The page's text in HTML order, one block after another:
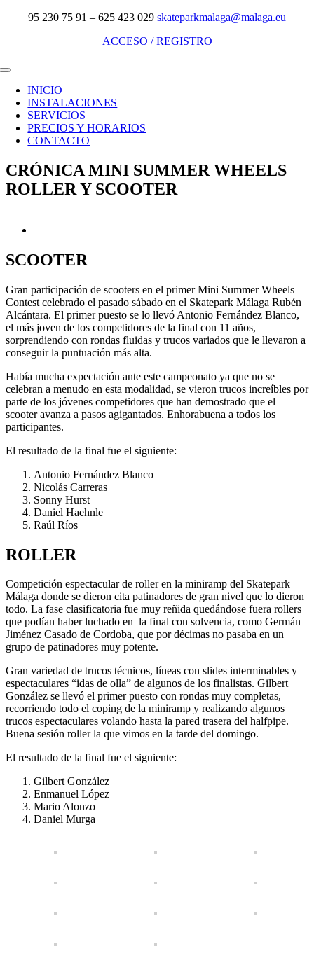
Saltar95 230 75 91 – 625 423 029 skateparkmalaga@malaga.eu
ACCESO / REGISTRO
Toggle
Navigation
INICIO
INSTALACIONES
SERVICIOS
PRECIOS Y HORARIOS
CONTACTO
CRÓNICA MINI SUMMER WHEELS
ROLLER Y SCOOTER
más
grande
SCOOTER
Gran participación de scooters en el primer Mini Summer Wheels
Contest celebrado el pasado sábado en el Skatepark Málaga Rubén
Alcántara. El primer puesto se lo llevó Antonio Fernández Blanco,
el más joven de los competidores de la final con 11 años,
sorprendiendo con rondas fluidas y trucos variados que le llevaron a
conseguir la puntuación más alta.
Había mucha expectación ante este campeonato ya que no se
celebran a menudo en esta modalidad, se vieron trucos increíbles por
parte de los jóvenes competidores que han demostrado que el
scooter avanza a pasos agigantados. Enhorabuena a todos los
participantes.
El resultado de la final fue el siguiente:
Antonio Fernández Blanco
Nicolás Carreras
Sonny Hurst
Daniel Haehnle
Raúl Ríos
ROLLER
Competición espectacular de roller en la miniramp del Skatepark
Málaga donde se dieron cita patinadores de gran nivel que lo dieron
todo. La fase clasificatoria fue muy reñida quedándose fuera rollers
que podían haber luchado en la final con solvencia, como Germán
Jiménez Casado de Cordoba, que por décimas no pasaba en un
grupo de patinadores muy potente.
Gran variedad de trucos técnicos, líneas con slides interminables y
espectaculares “idas de olla” de algunos de los finalistas. Gilbert
González se llevó el primer puesto con rondas muy completas,
recorriendo todo el coping de la miniramp y realizando algunos
trucos espectaculares volando hasta la pared trasera del halfpipe.
Buena sesión roller la que vimos en la tarde del domingo.
El resultado de la final fue el siguiente:
Gilbert González
Enmanuel López
Mario Alonzo
Daniel Murga